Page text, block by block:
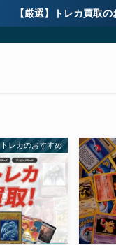
【厳選】トレカ買取の
トレカのおすすめ